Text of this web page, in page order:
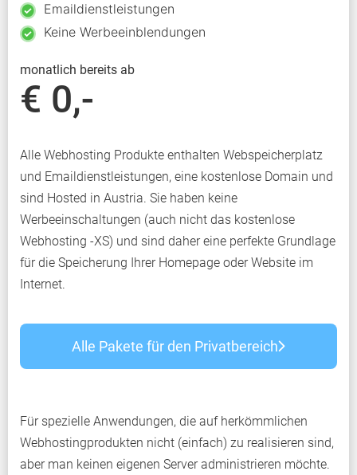
Emaildienstleistungen
Keine Werbeeinblendungen
monatlich bereits ab
€ 0,-
Alle Webhosting Produkte enthalten Webspeicherplatz
und Emaildienstleistungen, eine kostenlose Domain und
sind Hosted in Austria. Sie haben keine
Werbeeinschaltungen (auch nicht das kostenlose
Webhosting -XS) und sind daher eine perfekte Grundlage
für die Speicherung Ihrer Homepage oder Website im
Internet.
Alle Pakete für den Privatbereich
Für spezielle Anwendungen, die auf herkömmlichen
Webhostingprodukten nicht (einfach) zu realisieren sind,
aber man keinen eigenen Server administrieren möchte.